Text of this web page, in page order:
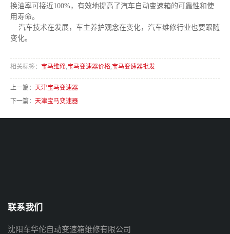
换油率可接近100%，有效地提高了汽车自动变速箱的可靠性和使
用寿命。
汽车技术在发展，车主养护观念在变化，汽车维修行业也要跟随
变化。
相关标签： 宝马维修,宝马变速器价格,宝马变速器批发
上一篇： 天津宝马变速器
下一篇： 天津宝马变速器
联系我们
沈阳车华佗自动变速箱维修有限公司